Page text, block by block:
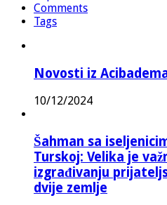
Comments
Tags
Novosti iz
10/12/2024
Šahman sa
Turskoj: Velika je
izgrađivanju
dvije zemlje